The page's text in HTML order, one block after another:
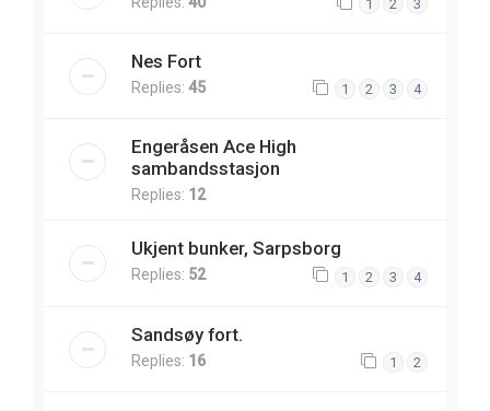
1 2 3
Nes Fort
Replies: 45 1 2 3 4
Engeråsen Ace High
sambandsstasjon
Replies: 12
Ukjent bunker, Sarpsborg
Replies: 52 1 2 3 4
Sandsøy fort.
Replies: 16 1 2